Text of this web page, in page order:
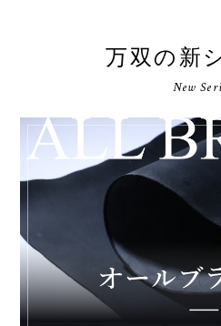
万双の新
New